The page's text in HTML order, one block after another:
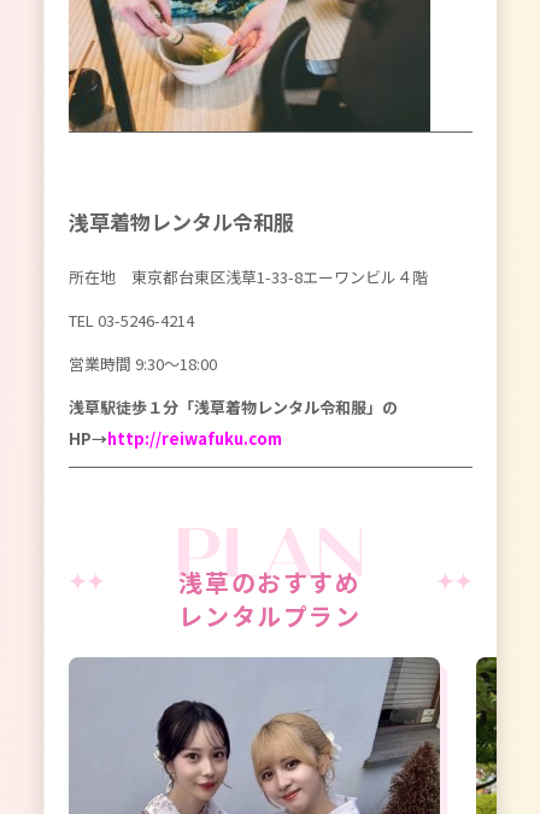
浅草着物レンタル令和服
所在地 東京都台東区浅草1-33-8エーワンビル４階
TEL 03-5246-4214
営業時間 9:30〜18:00
浅草駅徒歩１分「浅草着物レンタル令和服」の
HP→http://reiwafuku.com
浅草のおすすめ
レンタルプラン